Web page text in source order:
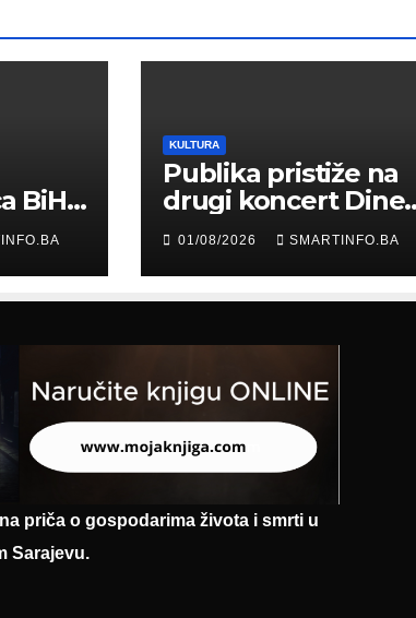
BiH
KULTURA
Publika pristiže na
drugi koncert Dine
Merlina na Koševu
01/08/2026 SMARTINFO.BA
priča o gospodarima života i smrti u
Sarajevu.